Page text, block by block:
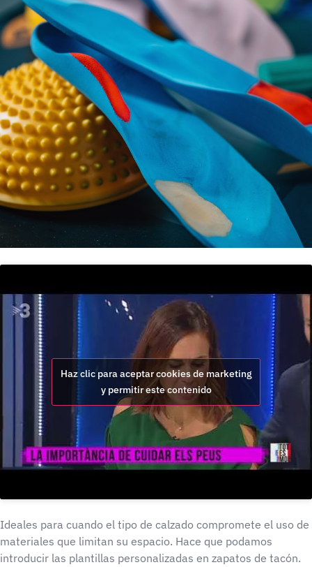
Haz clic para aceptar cookies de marketing
y permitir este contenido
Ideales para cuando el tipo de calzado compromete el uso de
materiales que limitan su espacio. Hace que podamos
introducir las plantillas personalizadas en zapatos de tacón.